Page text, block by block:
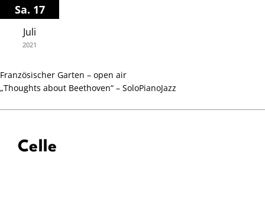
Zum
Inhalt
springen
Sa. 17
Juli
2021
Französischer Garten – open air
„Thoughts about Beethoven“ – SoloPianoJazz
Celle